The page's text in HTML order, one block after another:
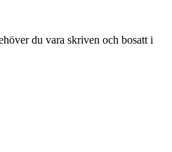
du vara skriven och bosatt i